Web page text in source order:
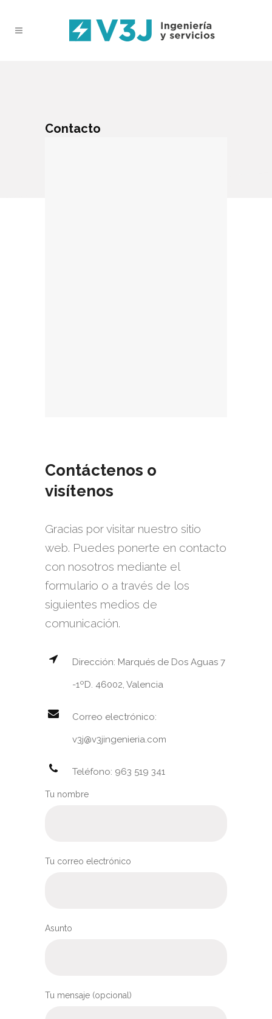
Contacto
Contáctenos o
visítenos
Gracias por visitar nuestro sitio
web. Puedes ponerte en contacto
con nosotros mediante el
formulario o a través de los
siguientes medios de
comunicación.
Dirección: Marqués de Dos Aguas 7
-1ºD. 46002, Valencia
Correo electrónico:
v3j@v3jingenieria.com
Teléfono: 963 519 341
Tu nombre
Tu correo electrónico
Asunto
Tu mensaje (opcional)